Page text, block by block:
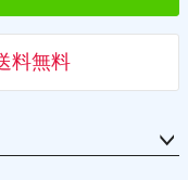
料無料